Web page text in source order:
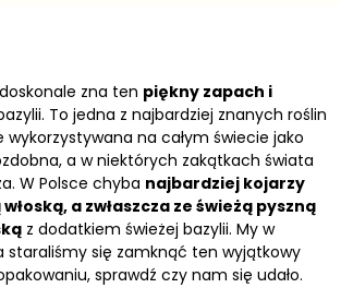
zna ten piękny zapach i
To jedna z najbardziej znanych roślin
na całym świecie jako
a w niektórych zakątkach świata
W Polsce chyba najbardziej kojarzy
a zwłaszcza ze świeżą pyszną
z dodatkiem świeżej bazylii. My w
staraliśmy się zamknąć ten wyjątkowy
sprawdź czy nam się udało.